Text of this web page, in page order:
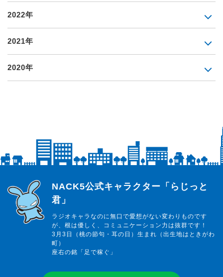
2022年
2021年
2020年
らじっと君
NACK5公式キャラクター「らじっと
君」
ラジオキャラなのに無口で愛想がない変わりものです
が、根は優しく、コミュニケーション力は抜群です！
3月3日（桃の節句・耳の日）生まれ（出生地はときがわ
町）
座右の銘「足で稼ぐ」